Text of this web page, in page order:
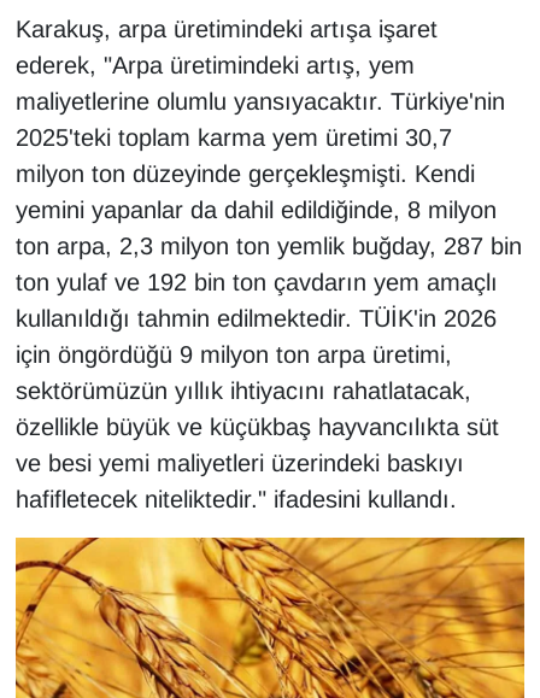
Karakuş, arpa üretimindeki artışa işaret
ederek, "Arpa üretimindeki artış, yem
maliyetlerine olumlu yansıyacaktır. Türkiye'nin
2025'teki toplam karma yem üretimi 30,7
milyon ton düzeyinde gerçekleşmişti. Kendi
yemini yapanlar da dahil edildiğinde, 8 milyon
ton arpa, 2,3 milyon ton yemlik buğday, 287 bin
ton yulaf ve 192 bin ton çavdarın yem amaçlı
kullanıldığı tahmin edilmektedir. TÜİK'in 2026
için öngördüğü 9 milyon ton arpa üretimi,
sektörümüzün yıllık ihtiyacını rahatlatacak,
özellikle büyük ve küçükbaş hayvancılıkta süt
ve besi yemi maliyetleri üzerindeki baskıyı
hafifletecek niteliktedir." ifadesini kullandı.
MEDYA
ONE EKONOMİ
Resmi İlanlar
RÖPORTAJ
SAĞLIK
Seri İlan
Sinema - TV
SİYASET
SPOR
TEBRİK